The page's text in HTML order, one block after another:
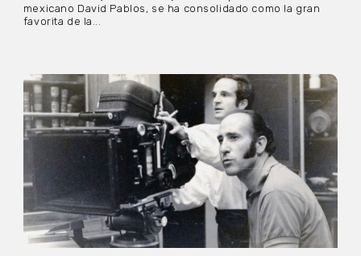
mexicano David Pablos, se ha consolidado como la gran
favorita de la...